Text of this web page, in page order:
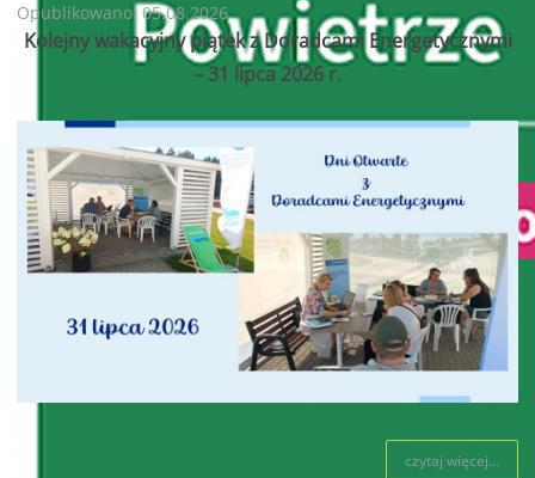
Opublikowano: 05.08.2026
Kolejny wakacyjny piątek z Doradcami Energetycznymi
– 31 lipca 2026 r.
czytaj więcej...